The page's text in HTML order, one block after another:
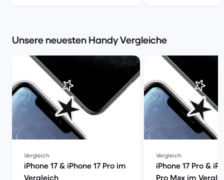
Unsere neuesten Handy Vergleiche
Vergleich
iPhone 17 & iPhone 17 Pro im
Vergleich
Vergleich
iPhone 17 Pro &
Pro Max im